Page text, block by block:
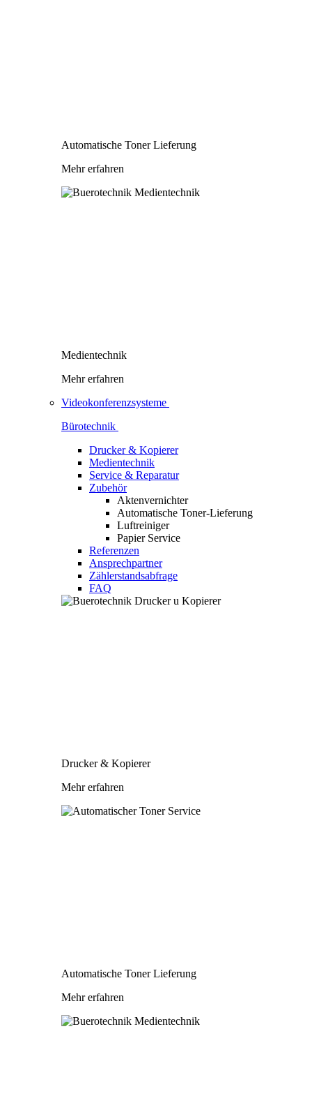
Automatische Toner Lieferung
Mehr erfahren
Medientechnik
Mehr erfahren
Videokonferenzsysteme
Bürotechnik
Drucker & Kopierer
Medientechnik
Service & Reparatur
Zubehör
Aktenvernichter
Automatische Toner-Lieferung
Luftreiniger
Papier Service
Referenzen
Ansprechpartner
Zählerstandsabfrage
FAQ
Drucker & Kopierer
Mehr erfahren
Automatische Toner Lieferung
Mehr erfahren